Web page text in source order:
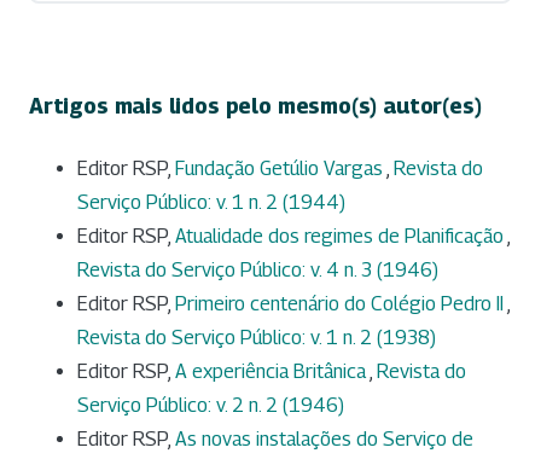
Artigos mais lidos pelo mesmo(s) autor(es)
Editor RSP, Fundação Getúlio Vargas , Revista do
Serviço Público: v. 1 n. 2 (1944)
Editor RSP, Atualidade dos regimes de Planificação ,
Revista do Serviço Público: v. 4 n. 3 (1946)
Editor RSP, Primeiro centenário do Colégio Pedro II,
Revista do Serviço Público: v. 1 n. 2 (1938)
Editor RSP, A experiência Britânica, Revista do
Serviço Público: v. 2 n. 2 (1946)
Editor RSP, As novas instalações do Serviço de